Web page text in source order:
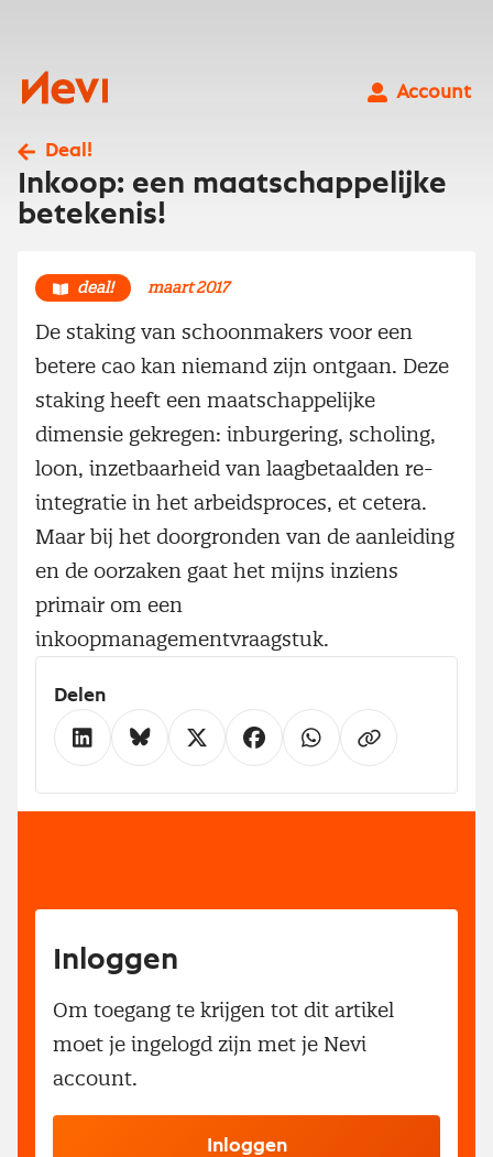
Nevi
Account
Deal!
Inkoop: een maatschappelijke
betekenis!
deal! maart 2017
De staking van schoonmakers voor een
betere cao kan niemand zijn ontgaan. Deze
staking heeft een maatschappelijke
dimensie gekregen: inburgering, scholing,
loon, inzetbaarheid van laagbetaalden re-
integratie in het arbeidsproces, et cetera.
Maar bij het doorgronden van de aanleiding
en de oorzaken gaat het mijns inziens
primair om een
inkoopmanagementvraagstuk.
Delen
Inloggen
Om toegang te krijgen tot dit artikel
moet je ingelogd zijn met je Nevi
account.
Inloggen